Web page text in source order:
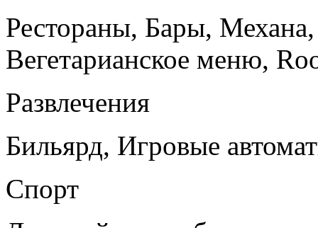
Рестораны, Бары,
Вегетарианское меню,
Развлечения
Бильярд, Игровые
Спорт